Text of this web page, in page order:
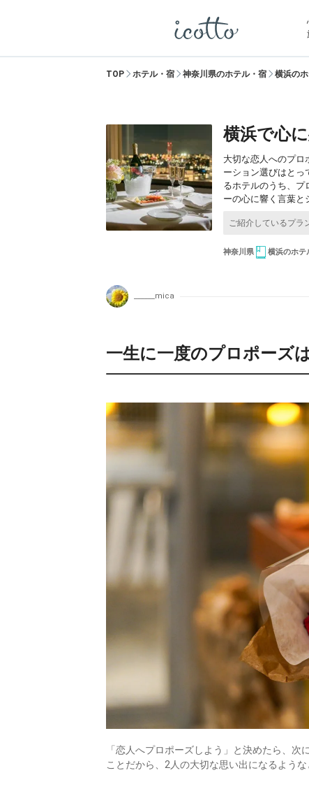
TOP ホテル・宿 神奈川県のホテル・宿 横浜の
横浜で心
大切な恋人へのプロ
ーション選びはとっ
るホテルのうち、プ
ーの心に響く言葉と
神奈川県 横浜のホテ
______mica
一生に一度のプロポーズ
「恋人へプロポーズしよう」と決めたら、
ことだから、2人の大切な思い出になるよう